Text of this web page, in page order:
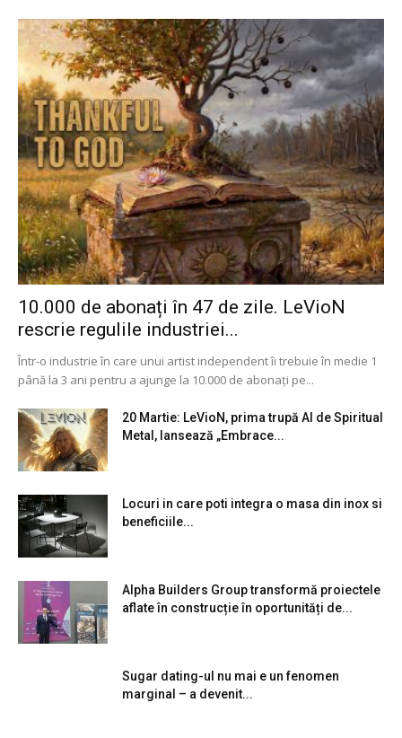
10.000 de abonați în 47 de zile. LeVioN
rescrie regulile industriei...
Într-o industrie în care unui artist independent îi trebuie în medie 1
până la 3 ani pentru a ajunge la 10.000 de abonați pe...
20 Martie: LeVioN, prima trupă AI de Spiritual
Metal, lansează „Embrace...
Locuri in care poti integra o masa din inox si
beneficiile...
Alpha Builders Group transformă proiectele
aflate în construcție în oportunități de...
Sugar dating-ul nu mai e un fenomen
marginal – a devenit...